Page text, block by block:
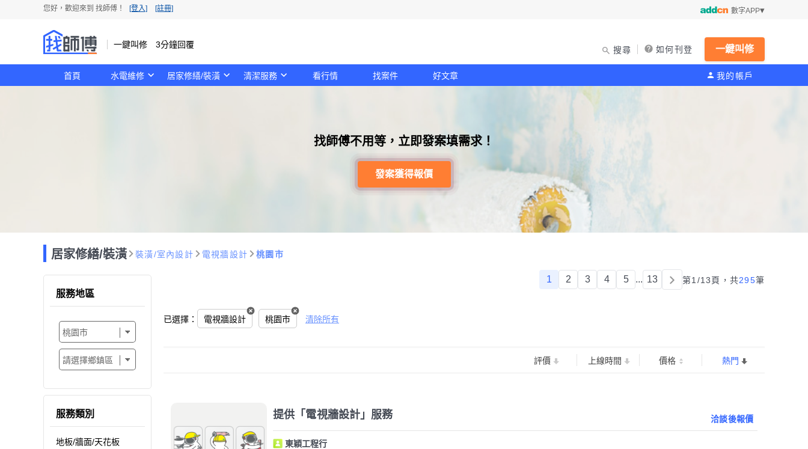
您好，歡迎來到 找師傅！ [登入] [註冊] 數字APP
一鍵叫修 3分鐘回覆
搜尋 如何刊登 一鍵叫修
首頁 水電維修 居家修繕/裝潢 清潔服務 看行情 找案件 好文章 我的帳戶
找師傅不用等，立即發案填需求！
發案獲得報價
居家修繕/裝潢 裝潢/室內設計 電視牆設計 桃園市
1 2 3 4 5 ... 13 第1/13頁， 共295筆
已選擇： 電視牆設計 桃園市 清除所有
服務地區
服務類別
地板/牆面/天花板
評價 上線時間 價格 熱門
提供「電視牆設計」服務 洽談後報價
東穎工程行